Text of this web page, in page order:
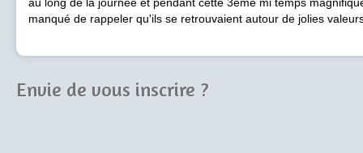
manqué de rappeler qu'ils se retrouvaient autour de jolies
Envie de vous inscrire ?